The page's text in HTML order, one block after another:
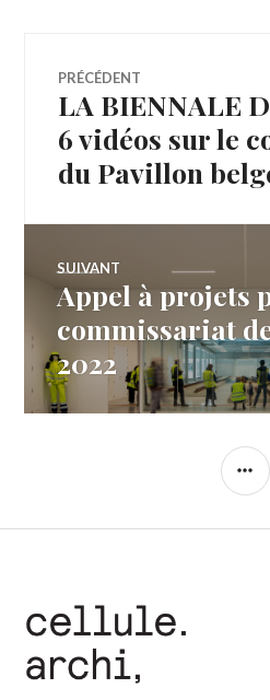
Navigation
de
l’article
PRÉCÉDENT
Article
précédent :
LA BIENNALE
6 vidéos sur le
du Pavillon
SUIVANT
Article
Suivant:
Appel à projets
commissariat
2022